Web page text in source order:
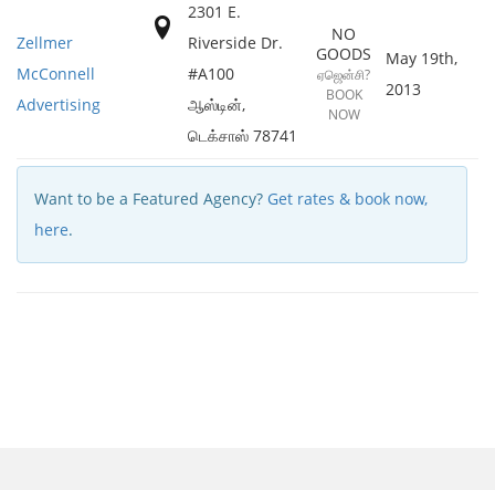
Zellmer
McConnell
Advertising
2301 E.
Riverside Dr.
#A100
ஆஸ்டின்,
டெக்சாஸ் 78741
NO
GOODS
ஏஜென்சி?
BOOK
NOW
May 19th,
2013
Want to be a Featured Agency? Get rates & book now,
here.